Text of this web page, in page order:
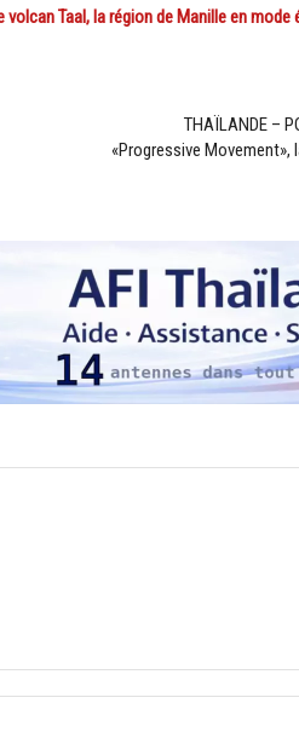
volcan Taal, la région de Manille en
THAÏLANDE –
«Progressive Movement»,